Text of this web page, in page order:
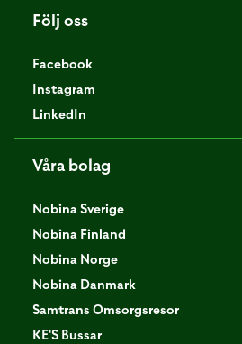
Följ oss
Facebook
Instagram
LinkedIn
Våra bolag
Nobina Sverige
Nobina Finland
Nobina Norge
Nobina Danmark
Samtrans Omsorgsresor
KE'S Bussar